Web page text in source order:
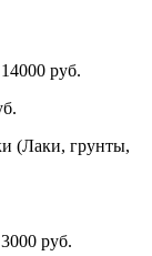
руб.
(Лаки, грунты,
руб.